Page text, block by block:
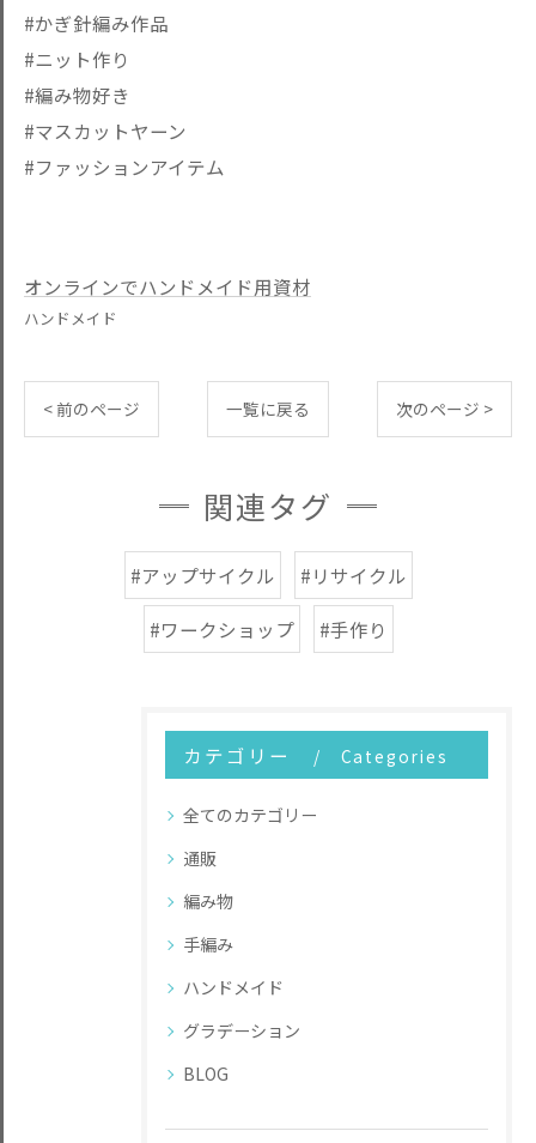
#かぎ針編み作品
#ニット作り
#編み物好き
#マスカットヤーン
#ファッションアイテム
オンラインでハンドメイド用資材
ハンドメイド
< 前のページ 一覧に戻る 次のページ >
関連タグ
#アップサイクル #リサイクル
#ワークショップ #手作り
カテゴリー Categories
全てのカテゴリー
通販
編み物
手編み
ハンドメイド
グラデーション
BLOG